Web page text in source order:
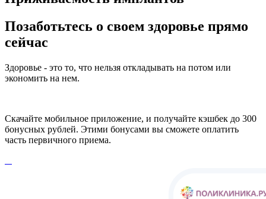
Позаботьтесь о своем здоровье прямо
сейчас
Здоровье - это то, что нельзя откладывать на потом или
экономить на нем.
Скачайте мобильное приложение, и получайте кэшбек до 300
бонусных рублей. Этими бонусами вы сможете оплатить
часть первичного приема.